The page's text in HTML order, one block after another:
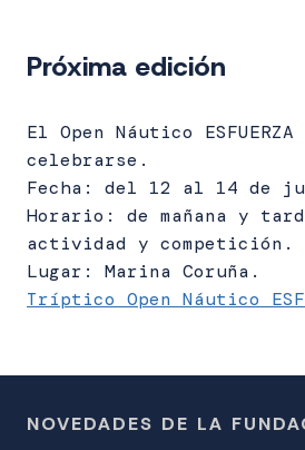
Próxima edición
El Open Náutico
celebrarse.
Fecha: del 12 al 14 de
Horario: de mañana y
actividad y competición.
Lugar: Marina Coruña.
Tríptico Open Náutico
NOVEDADES DE LA